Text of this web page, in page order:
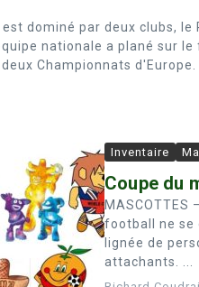
dominé par deux clubs, le
nationale a plané sur
Championnats
Inventaire
Coupe du
MASCOTTES
football ne se
lignée de
attachants. ...